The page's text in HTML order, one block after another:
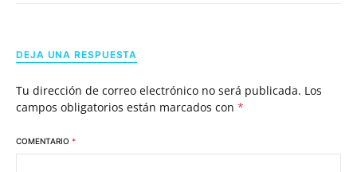
DEJA UNA RESPUESTA
Tu dirección de correo electrónico no será publicada. Los
campos obligatorios están marcados con *
COMENTARIO *